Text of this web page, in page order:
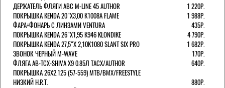
ДЕРЖАТЕЛЬ ФЛЯГИ АВС M-LINE 45 AUTHOR
1 220Р.
ПОКРЫШКА KENDA 20"Х3,00 K1008A FLAME
1 988Р.
ФАРА+ФОНАРЬ С ЛИНЗАМИ VENTURA
435Р.
ПОКРЫШКА KENDA 26"Х1,95 K946 KLONDIKE
4 790Р.
ПОКРЫШКА KENDA 27,5"Х 2,10K1080 SLANT SIX PRO
1 682Р.
ЗВОНОК ЧЕРНЫЙ M-WAVE
170Р.
ФЛЯГА AB-TCX-SHIVA X9 0.85Л TACX/AUTHOR
640Р.
ПОКРЫШКА 26X2.125 (57-559) MTB/BMX/FREESTYLE
НИЗКИЙ H.R.T.
880Р.